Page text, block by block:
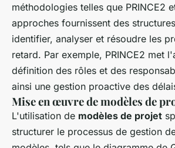
méthodologies telles que PRINCE2
approches fournissent des
identifier, analyser et résoudre les
retard. Par exemple, PRINCE2 met
définition des rôles et des
ainsi une gestion proactive des
Mise en œuvre de modèles de
L'utilisation de modèles de projet
structurer le processus de gestion